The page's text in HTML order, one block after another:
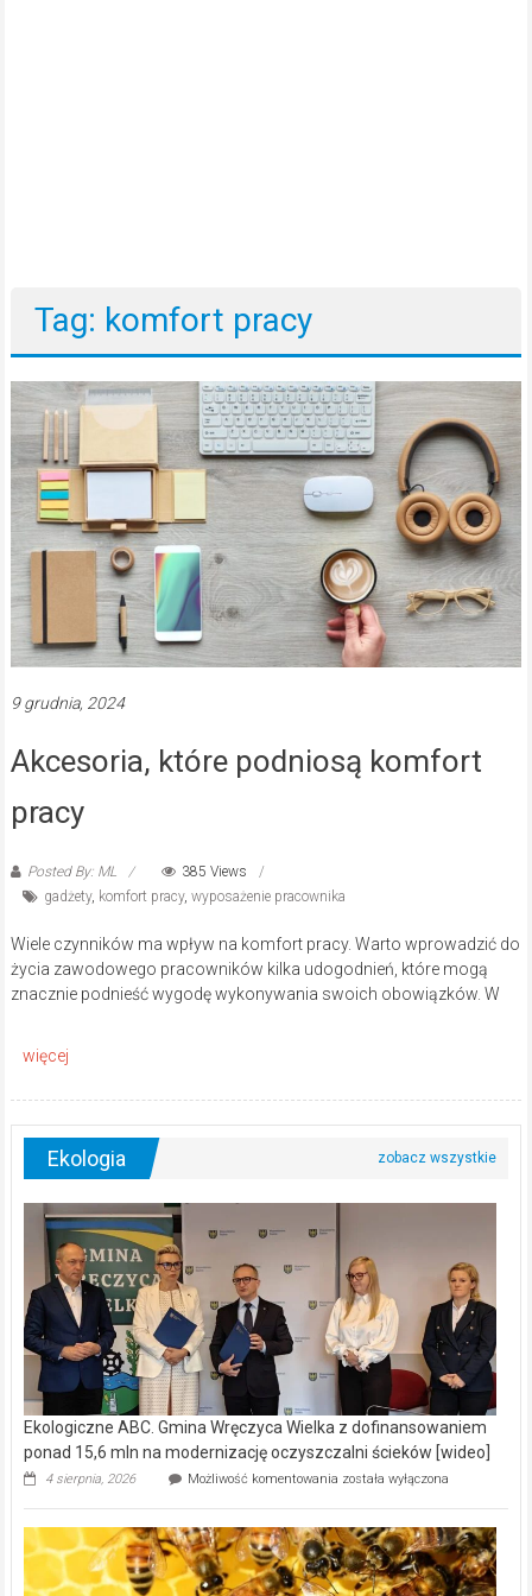
Tag: komfort pracy
9 grudnia, 2024
Akcesoria, które podniosą komfort
pracy
Posted By: ML
385 Views
gadżety, komfort pracy, wyposażenie pracownika
Wiele czynników ma wpływ na komfort pracy. Warto wprowadzić do
życia zawodowego pracowników kilka udogodnień, które mogą
znacznie podnieść wygodę wykonywania swoich obowiązków. W
Ekologia
Ekologiczne ABC. Gmina Wręczyca Wielka z dofinansowaniem
ponad 15,6 mln na modernizację oczyszczalni ścieków [wideo]
4 sierpnia, 2026 Możliwość komentowania Ekologiczne
Wręczyca
Wielka
z
dofinansowaniem
została wyłączona